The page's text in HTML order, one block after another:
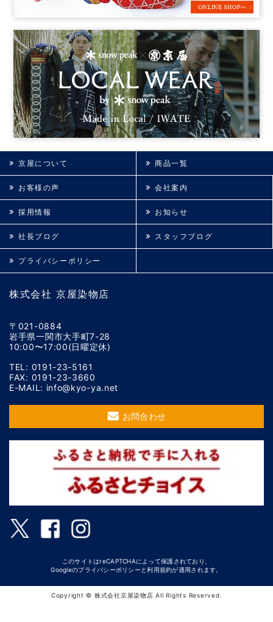
株式会社 京屋染物店
〒021-0884
岩手県一関市大手町7-28
10:00〜17:00(日曜定休)
TEL: 0191-23-5161
FAX: 0191-23-3660
E-MAIL: info@kyo-ya.net
お問合わせ
京屋について 商品一覧
お客様の声 会社案内
採用情報 お知らせ
社長ブログ スタッフブログ
プライバシーポリシー
このサイトはreCAPTCHAによって保護されており、
Googleのプライバシーポリシー と利用規約が適用されます。
Copyright © 株式会社京屋染物店 All Rights Reserved.